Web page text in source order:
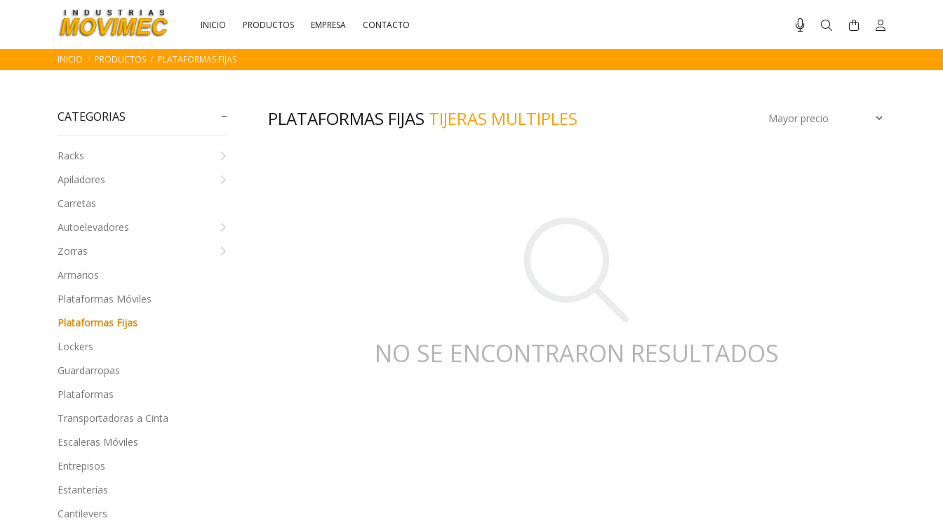
INICIO PRODUCTOS EMPRESA CONTACTO
INICIO PRODUCTOS PLATAFORMAS FIJAS
CATEGORIAS
Racks
Apiladores
Carretas
Autoelevadores
Zorras
Armarios
Plataformas Móviles
Plataformas Fijas
Lockers
Guardarropas
Plataformas
Transportadoras a Cinta
Escaleras Móviles
Entrepisos
Estanterías
Cantilevers
PLATAFORMAS FIJAS TIJERAS MULTIPLES
NO SE ENCONTRARON RESULTADOS